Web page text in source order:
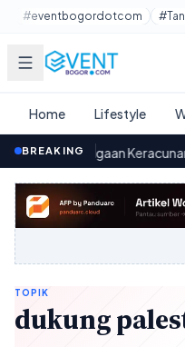
Lewati ke konten utama
#eventbogordotcom
Home Lifestyle
BREAKING
09.09Dugaan Keracunan
TOPIK
dukung